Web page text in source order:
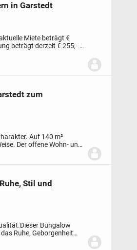
in Garstedt
Miete beträgt €
beträgt derzeit € 255,--
zum
Auf 140 m²
Der offene Wohn- und
Stil und
Dieser Bungalow
Ruhe, Geborgenheit